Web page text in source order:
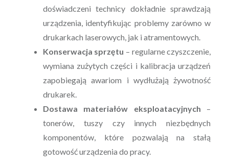
doświadczeni technicy dokładnie sprawdzają
urządzenia, identyfikując problemy zarówno w
drukarkach laserowych, jak i atramentowych.
Konserwacja sprzętu – regularne czyszczenie,
wymiana zużytych części i kalibracja urządzeń
zapobiegają awariom i wydłużają żywotność
drukarek.
Dostawa materiałów eksploatacyjnych –
tonerów, tuszy czy innych niezbędnych
komponentów, które pozwalają na stałą
gotowość urządzenia do pracy.